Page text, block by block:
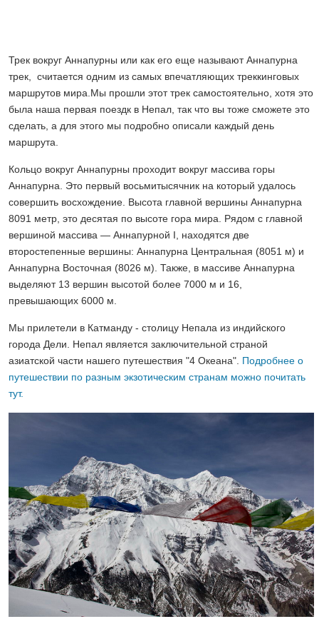
Трек вокруг Аннапурны или как его еще называют Аннапурна
трек, считается одним из самых впечатляющих треккинговых
маршрутов мира.Мы прошли этот трек самостоятельно, хотя это
была наша первая поездк в Непал, так что вы тоже сможете это
сделать, а для этого мы подробно описали каждый день
маршрута.
Кольцо вокруг Аннапурны проходит вокруг массива горы
Аннапурна. Это первый восьмитысячник на который удалось
совершить восхождение. Высота главной вершины Аннапурна
8091 метр, это десятая по высоте гора мира. Рядом с главной
вершиной массива — Аннапурной I, находятся две
второстепенные вершины: Аннапурна Центральная (8051 м) и
Аннапурна Восточная (8026 м). Также, в массиве Аннапурна
выделяют 13 вершин высотой более 7000 м и 16,
превышающих 6000 м.
Мы прилетели в Катманду - столицу Непала из индийского
города Дели. Непал является заключительной страной
азиатской части нашего путешествия "4 Океана". Подробнее о
путешествии по разным экзотическим странам можно почитать
тут.